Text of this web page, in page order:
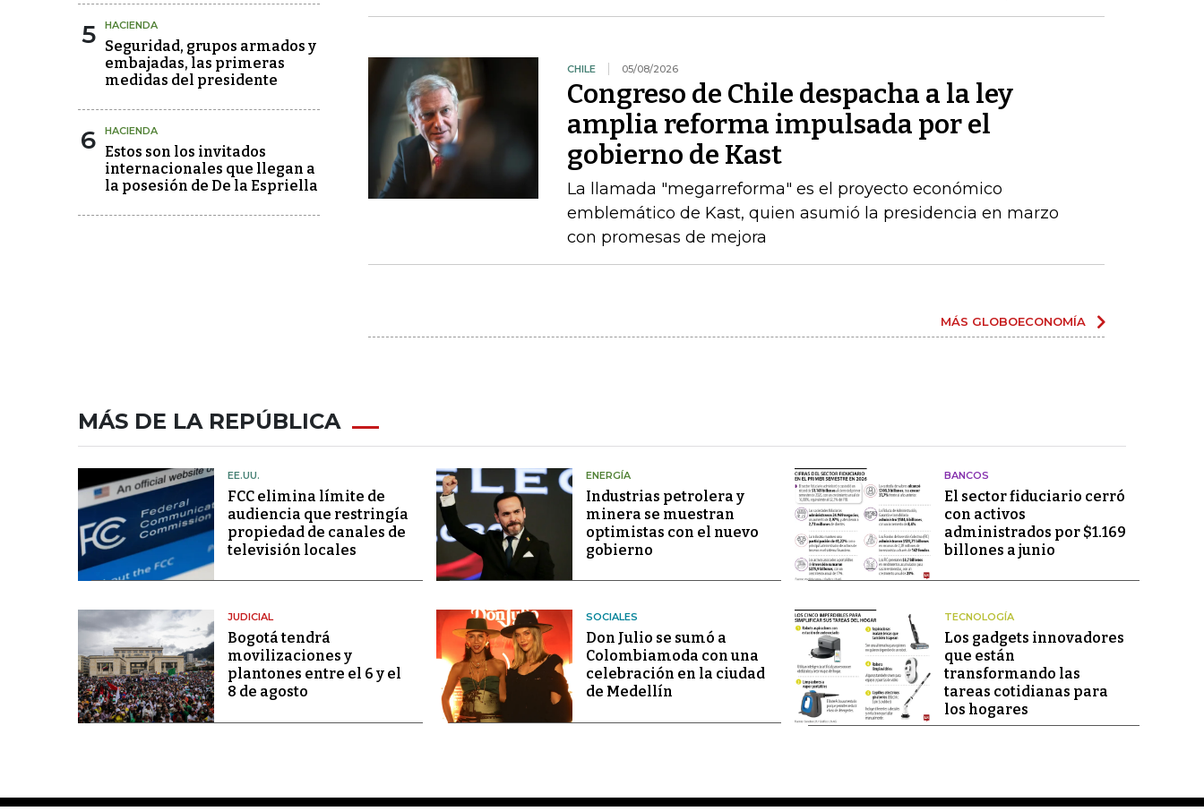
5 HACIENDA
Seguridad, grupos armados y
embajadas, las primeras
medidas del presidente
6 HACIENDA
Estos son los invitados
internacionales que llegan a
la posesión de De la Espriella
CHILE 05/08/2026
Congreso de Chile despacha a la ley
amplia reforma impulsada por el
gobierno de Kast
La llamada "megarreforma" ​es el proyecto económico
emblemático de Kast, quien asumió la presidencia en marzo
con promesas de mejora
MÁS GLOBOECONOMÍA
MÁS DE LA REPÚBLICA
EE.UU.
FCC elimina límite de
audiencia que restringía
propiedad de canales de
televisión locales
ENERGÍA
Industrias petrolera y
minera se muestran
optimistas con el nuevo
gobierno
BANCOS
El sector fiduciario cerró
con activos
administrados por $1.169
billones a junio
JUDICIAL
Bogotá tendrá
movilizaciones y
plantones entre el 6 y el
8 de agosto
SOCIALES
Don Julio se sumó a
Colombiamoda con una
celebración en la ciudad
de Medellín
TECNOLOGÍA
Los gadgets innovadores
que están
transformando las
tareas cotidianas para
los hogares